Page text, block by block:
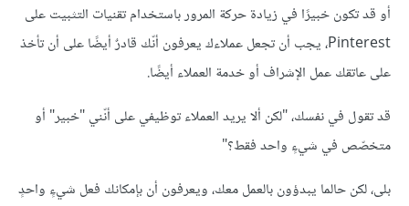
أو قد تكون خبيرًا في زيادة حركة المرور باستخدام تقنيات التثبيت على
Pinterest، يجب أن تجعل عملاءك يعرفون أنّك قادرٌ أيضًا على أن تأخذ
على عاتقك عمل الإشراف أو خدمة العملاء أيضًا.
قد تقول في نفسك، "لكن ألا يريد العملاء توظيفي على أنّني "خبير" أو
متخصّص في شيءٍ واحد فقط؟"
بلى، لكن حالما يبدؤون بالعمل معك، ويعرفون أن بإمكانك فعل شيءٍ واحدٍ